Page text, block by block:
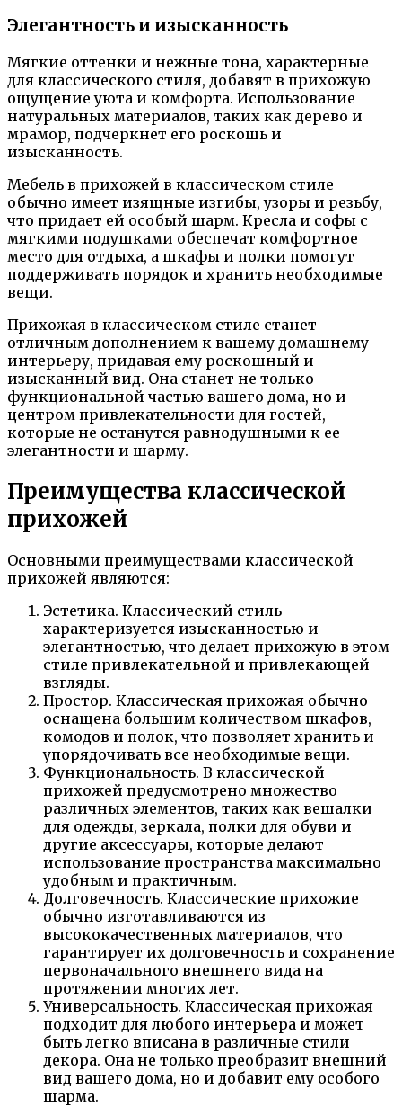
Элегантность и изысканность
Мягкие оттенки и нежные тона, характерные
для классического стиля, добавят в прихожую
ощущение уюта и комфорта. Использование
натуральных материалов, таких как дерево и
мрамор, подчеркнет его роскошь и
изысканность.
Мебель в прихожей в классическом стиле
обычно имеет изящные изгибы, узоры и резьбу,
что придает ей особый шарм. Кресла и софы с
мягкими подушками обеспечат комфортное
место для отдыха, а шкафы и полки помогут
поддерживать порядок и хранить необходимые
вещи.
Прихожая в классическом стиле станет
отличным дополнением к вашему домашнему
интерьеру, придавая ему роскошный и
изысканный вид. Она станет не только
функциональной частью вашего дома, но и
центром привлекательности для гостей,
которые не останутся равнодушными к ее
элегантности и шарму.
Преимущества классической
прихожей
Основными преимуществами классической
прихожей являются:
Эстетика. Классический стиль
характеризуется изысканностью и
элегантностью, что делает прихожую в этом
стиле привлекательной и привлекающей
взгляды.
Простор. Классическая прихожая обычно
оснащена большим количеством шкафов,
комодов и полок, что позволяет хранить и
упорядочивать все необходимые вещи.
Функциональность. В классической
прихожей предусмотрено множество
различных элементов, таких как вешалки
для одежды, зеркала, полки для обуви и
другие аксессуары, которые делают
использование пространства максимально
удобным и практичным.
Долговечность. Классические прихожие
обычно изготавливаются из
высококачественных материалов, что
гарантирует их долговечность и сохранение
первоначального внешнего вида на
протяжении многих лет.
Универсальность. Классическая прихожая
подходит для любого интерьера и может
быть легко вписана в различные стили
декора. Она не только преобразит внешний
вид вашего дома, но и добавит ему особого
шарма.